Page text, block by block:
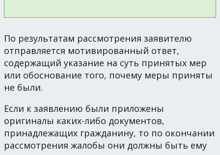
По результатам рассмотрения заявителю
отправляется мотивированный ответ,
содержащий указание на суть принятых мер
или обоснование того, почему меры приняты
не были.
Если к заявлению были приложены
оригиналы каких-либо документов,
принадлежащих гражданину, то по окончании
рассмотрения жалобы они должны быть ему